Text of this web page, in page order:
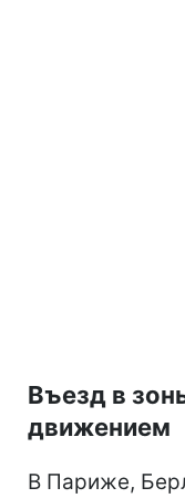
Въезд в
движением
В Париже,